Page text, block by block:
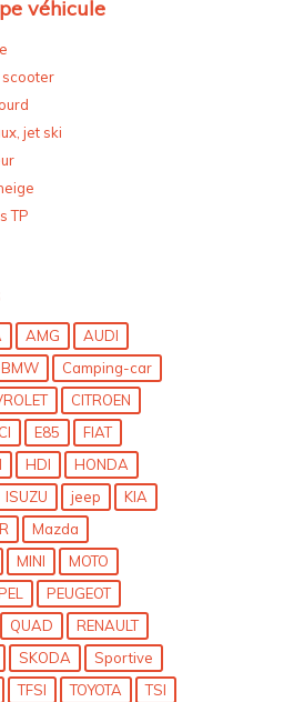
véhicule
scooter
jet ski
TP
AMG
AUDI
BMW
Camping-car
CITROEN
E85
FIAT
HDI
HONDA
ISUZU jeep
KIA
Mazda
MINI
MOTO
PEUGEOT
QUAD
RENAULT
SKODA
Sportive
TFSI TOYOTA
TSI